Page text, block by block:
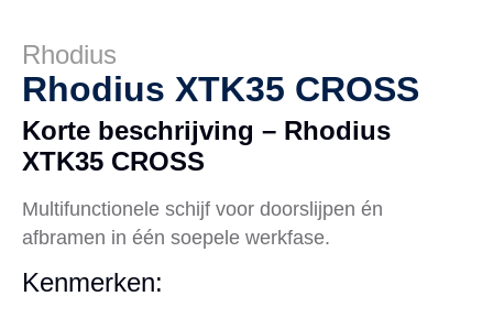
Rhodius
Rhodius XTK35 CROSS
Korte beschrijving – Rhodius
XTK35 CROSS
Multifunctionele schijf voor doorslijpen én
afbramen in één soepele werkfase.
Kenmerken: